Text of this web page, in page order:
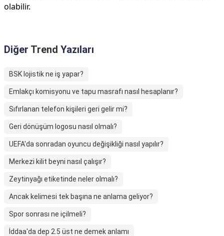
olabilir.
Diğer Trend Yazıları
BSK lojistik ne iş yapar?
Emlakçı komisyonu ve tapu masrafı nasıl hesaplanır?
Sıfırlanan telefon kişileri geri gelir mi?
Geri dönüşüm logosu nasıl olmalı?
UEFA'da sonradan oyuncu değişikliği nasıl yapılır?
Merkezi kilit beyni nasıl çalışır?
Zeytinyağı etiketinde neler olmalı?
Ancak kelimesi tek başına ne anlama geliyor?
Spor sonrası ne içilmeli?
İddaa'da dep 2.5 üst ne demek anlamı